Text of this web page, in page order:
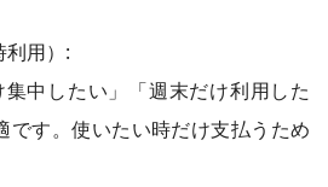
利用）:
集中したい」「週末だけ利用した
です。使いたい時だけ支払うため